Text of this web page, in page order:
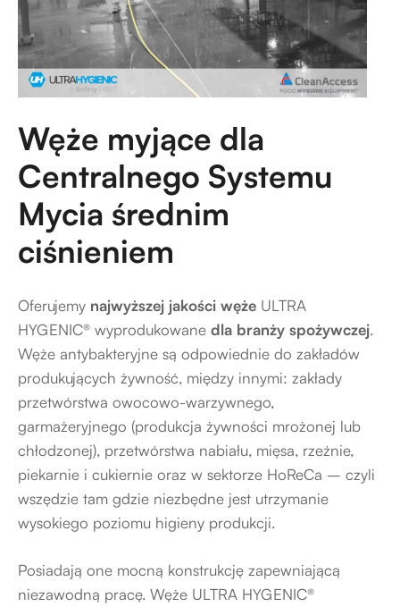
Węże myjące dla
Centralnego Systemu
Mycia średnim
ciśnieniem
Oferujemy najwyższej jakości węże ULTRA
HYGENIC® wyprodukowane dla branży spożywczej.
Węże antybakteryjne są odpowiednie do zakładów
produkujących żywność, między innymi: zakłady
przetwórstwa owocowo-warzywnego,
garmażeryjnego (produkcja żywności mrożonej lub
chłodzonej), przetwórstwa nabiału, mięsa, rzeźnie,
piekarnie i cukiernie oraz w sektorze HoReCa – czyli
wszędzie tam gdzie niezbędne jest utrzymanie
wysokiego poziomu higieny produkcji.
Posiadają one mocną konstrukcję zapewniającą
niezawodną pracę. Węże ULTRA HYGENIC®